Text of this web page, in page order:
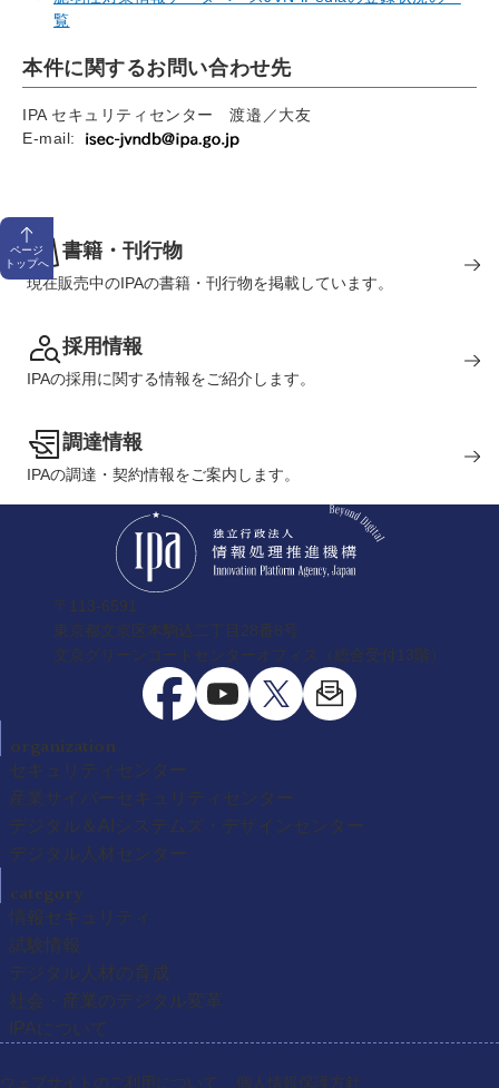
覧
本件に関するお問い合わせ先
IPA セキュリティセンター 渡邉／大友
E-mail:
ページ
トップへ
書籍・刊行物
現在販売中のIPAの書籍・刊行物を掲載しています。
採用情報
IPAの採用に関する情報をご紹介します。
調達情報
IPAの調達・契約情報をご案内します。
〒113-6591
東京都文京区本駒込二丁目28番8号
文京グリーンコートセンターオフィス（総合受付13階）
organization
セキュリティセンター
産業サイバーセキュリティセンター
デジタル＆AIシステムズ・デザインセンター
デジタル人材センター
category
情報セキュリティ
試験情報
デジタル人材の育成
社会・産業のデジタル変革
IPAについて
ウェブサイトのご利用について 個人情報保護方針